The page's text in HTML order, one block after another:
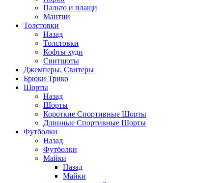
Пальто и плащи
Мантии
Толстовки
Назад
Толстовки
Кофты худи
Свитшоты
Джемперы, Свитеры
Брюки Трико
Шорты
Назад
Шорты
Короткие Спортивные Шорты
Длинные Спортивные Шорты
Футболки
Назад
Футболки
Майки
Назад
Майки